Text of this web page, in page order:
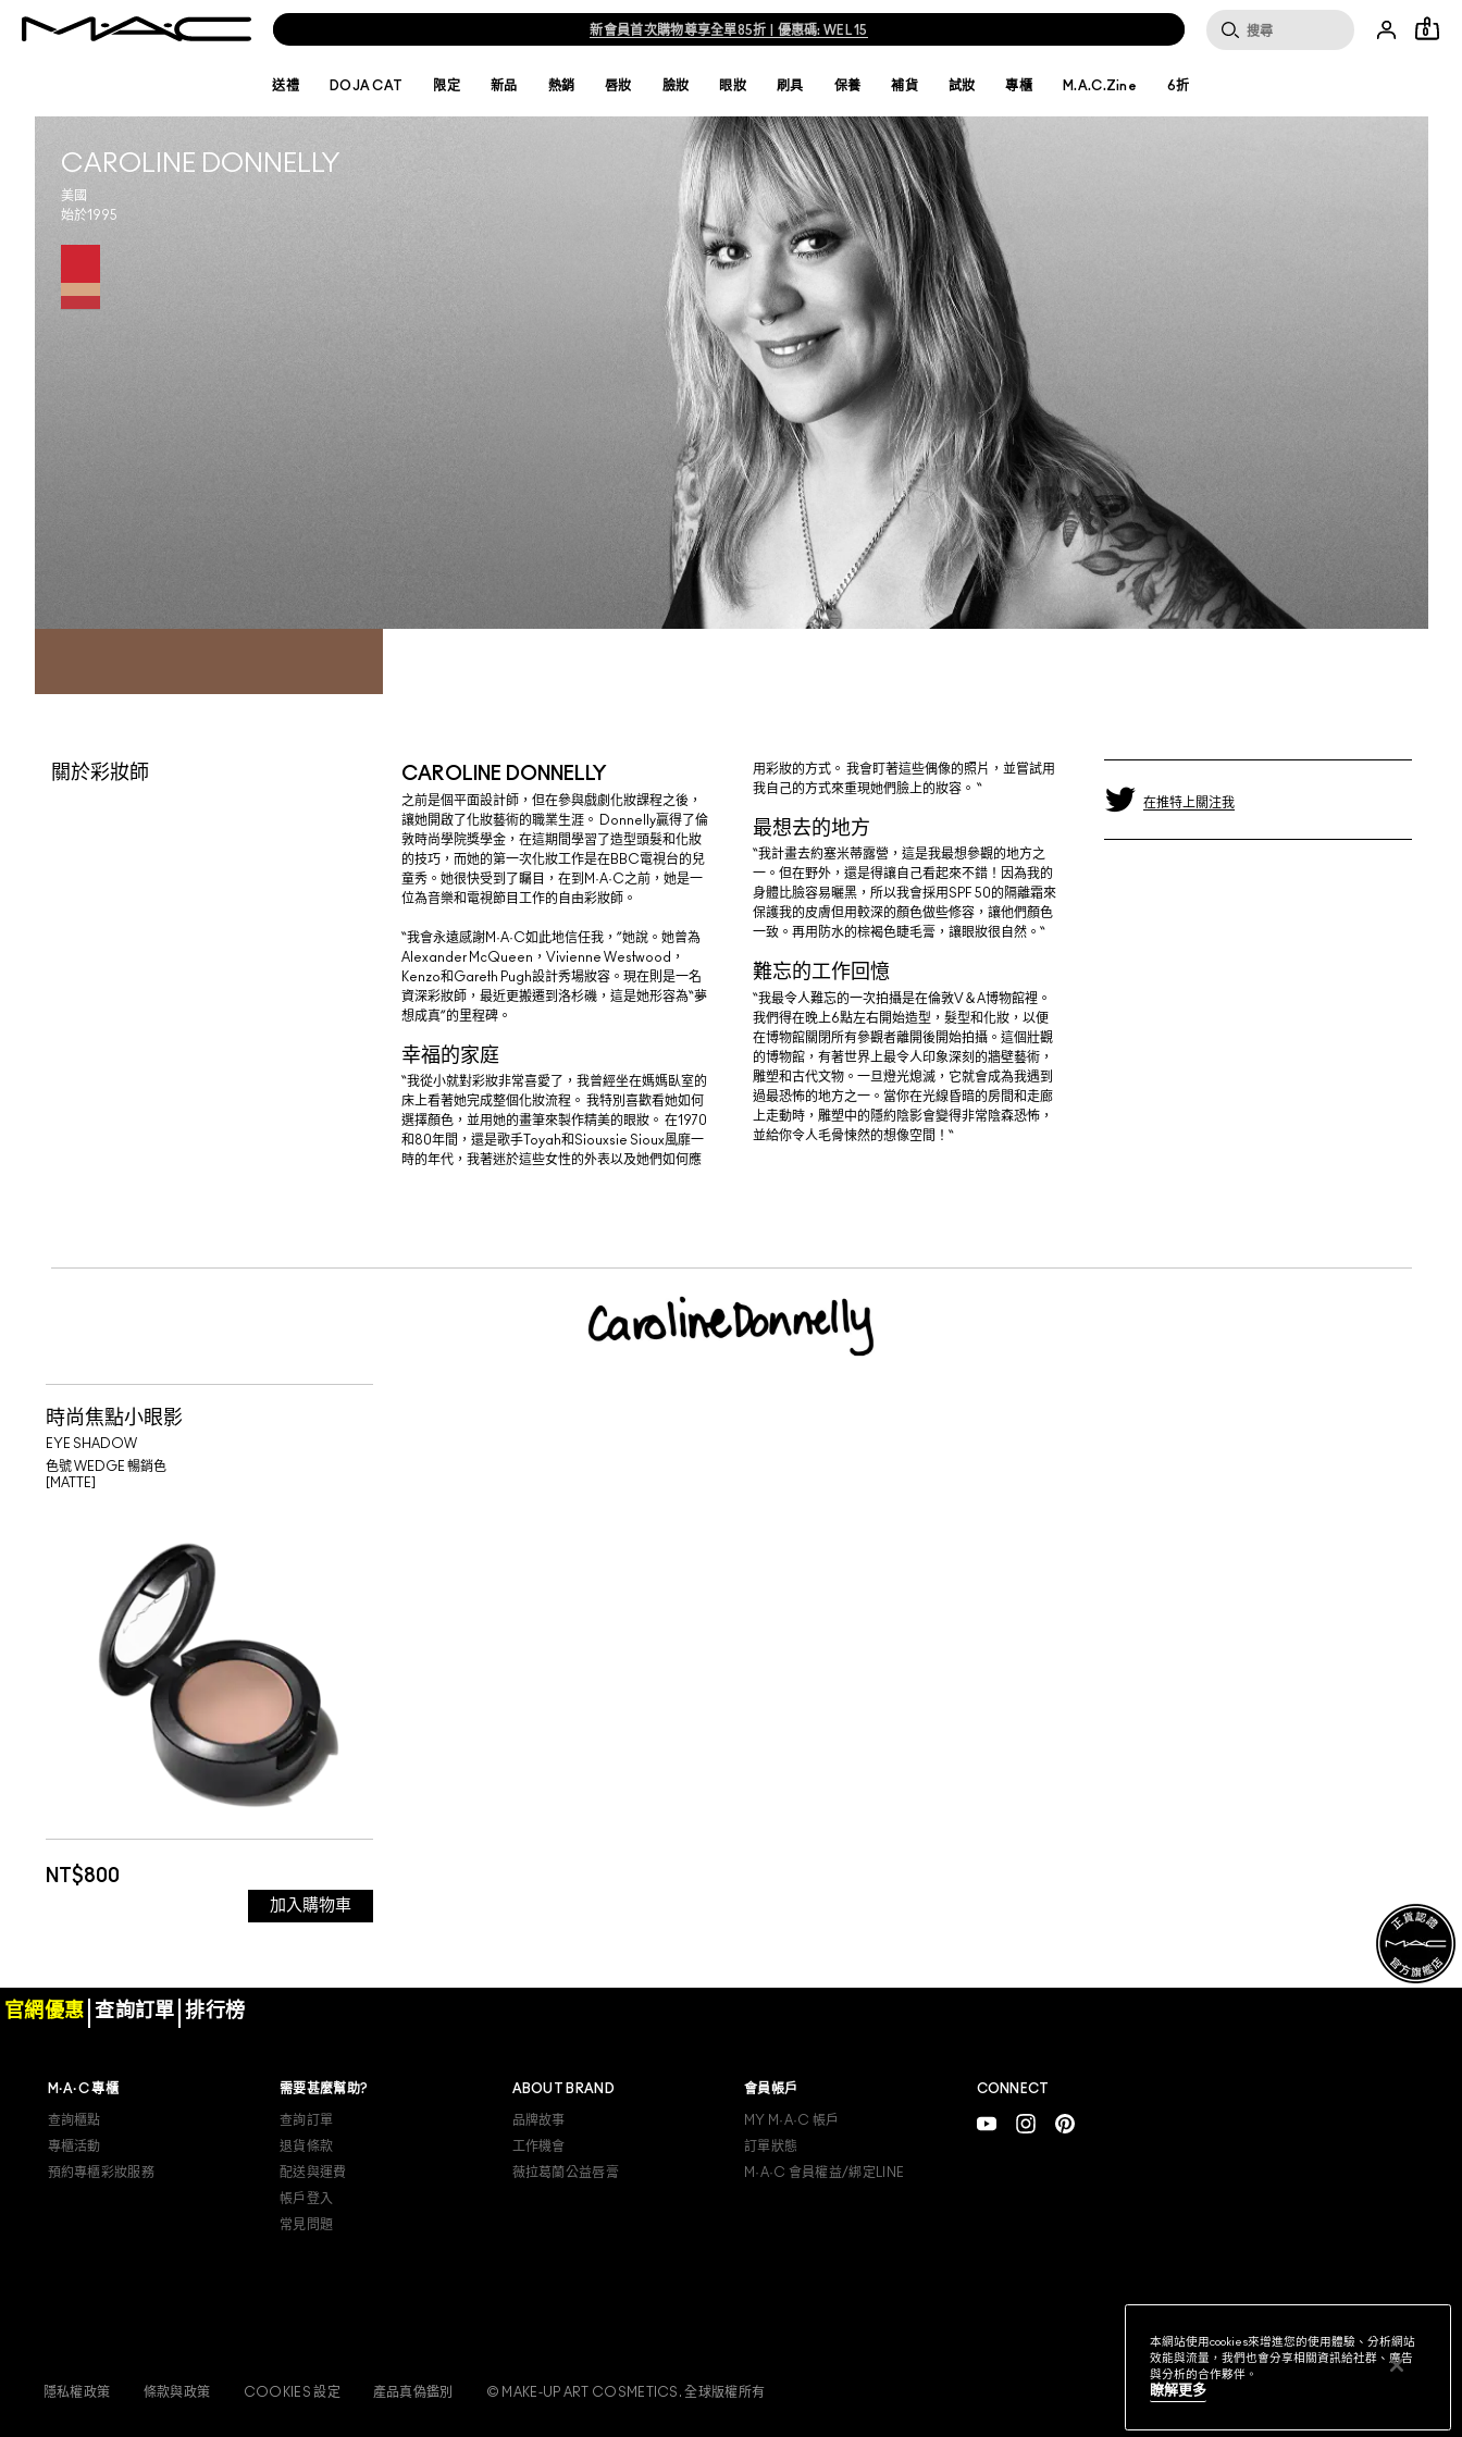
新會員首次購物尊享全單85折 | 優惠碼: WEL15 0
送禮 DOJA CAT 限定 新品 熱銷 唇妝 臉妝 眼妝 刷具 保養 補貨 試妝 專櫃 M.A.C.Zine 6折
CAROLINE DONNELLY
美國
始於1995
關於彩妝師 CAROLINE DONNELLY
之前是個平面設計師，但在參與戲劇化妝課程之後，
讓她開啟了化妝藝術的職業生涯。 Donnelly贏得了倫
敦時尚學院獎學金，在這期間學習了造型頭髮和化妝
的技巧，而她的第一次化妝工作是在BBC電視台的兒
童秀。她很快受到了矚目，在到M·A·C之前，她是一
位為音樂和電視節目工作的自由彩妝師。
“我會永遠感謝M·A·C如此地信任我，”她說。她曾為
Alexander McQueen，Vivienne Westwood，
Kenzo和Gareth Pugh設計秀場妝容。現在則是一名
資深彩妝師，最近更搬遷到洛杉磯，這是她形容為“夢
想成真”的里程碑。
幸福的家庭
“我從小就對彩妝非常喜愛了，我曾經坐在媽媽臥室的
床上看著她完成整個化妝流程。 我特別喜歡看她如何
選擇顏色，並用她的畫筆來製作精美的眼妝。 在1970
和80年間，還是歌手Toyah和Siouxsie Sioux風靡一
時的年代，我著迷於這些女性的外表以及她們如何應
用彩妝的方式。 我會盯著這些偶像的照片，並嘗試用
我自己的方式來重現她們臉上的妝容。 “
最想去的地方
“我計畫去約塞米蒂露營，這是我最想參觀的地方之
一。但在野外，還是得讓自己看起來不錯！因為我的
身體比臉容易曬黑，所以我會採用SPF 50的隔離霜來
保護我的皮膚但用較深的顏色做些修容，讓他們顏色
一致。再用防水的棕褐色睫毛膏，讓眼妝很自然。“
難忘的工作回憶
“我最令人難忘的一次拍攝是在倫敦V＆A博物館裡。
我們得在晚上6點左右開始造型，髮型和化妝，以便
在博物館關閉所有參觀者離開後開始拍攝。這個壯觀
的博物館，有著世界上最令人印象深刻的牆壁藝術，
雕塑和古代文物。一旦燈光熄滅，它就會成為我遇到
過最恐怖的地方之一。當你在光線昏暗的房間和走廊
上走動時，雕塑中的隱約陰影會變得非常陰森恐怖，
並給你令人毛骨悚然的想像空間！“
在推特上關注我
時尚焦點小眼影
EYE SHADOW
色號WEDGE 暢銷色
[MATTE]
NT$800
加入購物車
官網優惠 查詢訂單 排行榜
M·A·C 專櫃
查詢櫃點
專櫃活動
預約專櫃彩妝服務
需要甚麼幫助?
查詢訂單
退貨條款
配送與運費
帳戶登入
常見問題
ABOUT BRAND
品牌故事
工作機會
薇拉葛蘭公益唇膏
會員帳戶
MY M·A·C 帳戶
訂單狀態
M·A·C 會員權益/綁定LINE
CONNECT
隱私權政策 條款與政策 COOKIES 設定 產品真偽鑑別 © MAKE-UP ART COSMETICS. 全球版權所有
本網站使用cookies來增進您的使用體驗、分析網站
效能與流量，我們也會分享相關資訊給社群、廣告
與分析的合作夥伴。
瞭解更多